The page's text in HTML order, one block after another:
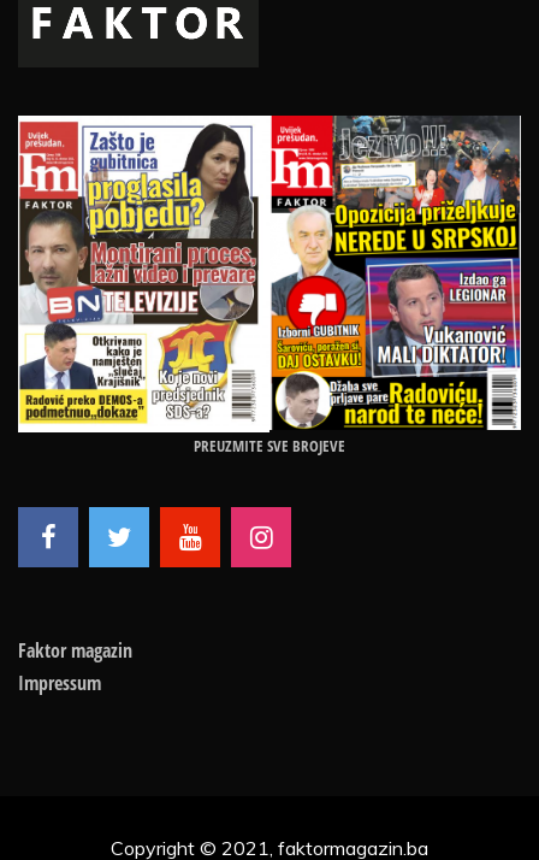
PREUZMITE SVE BROJEVE
Faktor magazin
Impressum
Copyright © 2021, faktormagazin.ba